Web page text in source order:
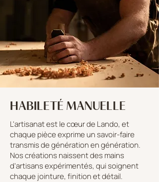
HABILETÉ MANUELLE
L'artisanat est le cœur de Lando, et
chaque pièce exprime un savoir-faire
transmis de génération en génération.
Nos créations naissent des mains
d'artisans expérimentés, qui soignent
chaque jointure, finition et détail.